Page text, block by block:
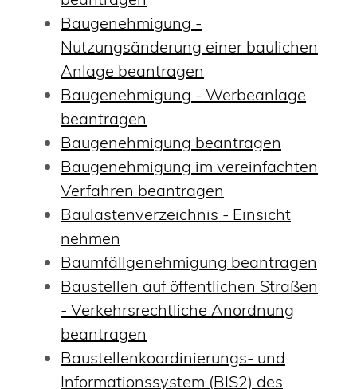
Baugenehmigung -
Nutzungsänderung einer baulichen
Anlage beantragen
Baugenehmigung - Werbeanlage
beantragen
Baugenehmigung beantragen
Baugenehmigung im vereinfachten
Verfahren beantragen
Baulastenverzeichnis - Einsicht
nehmen
Baumfällgenehmigung beantragen
Baustellen auf öffentlichen Straßen
- Verkehrsrechtliche Anordnung
beantragen
Baustellenkoordinierungs- und
Informationssystem (BIS2) des